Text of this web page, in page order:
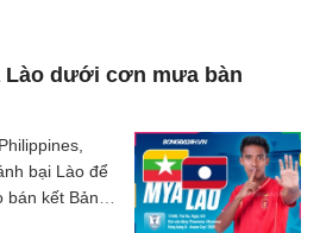
Lào dưới cơn mưa bàn
bại Lào để
kết Bảng